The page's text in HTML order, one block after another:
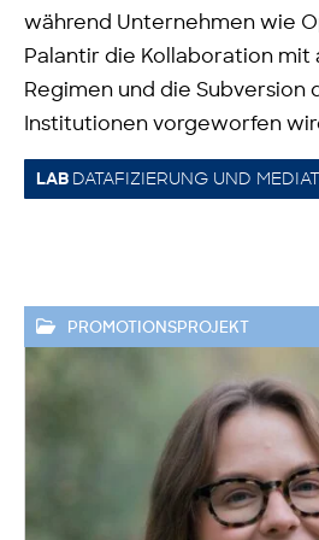
während Unternehmen wie
Palantir die Kollaboration mit
Regimen und die Subversion
Institutionen vorgeworfen
LAB DATAFIZIERUNG UND
PROMOTIONSPROJEKT